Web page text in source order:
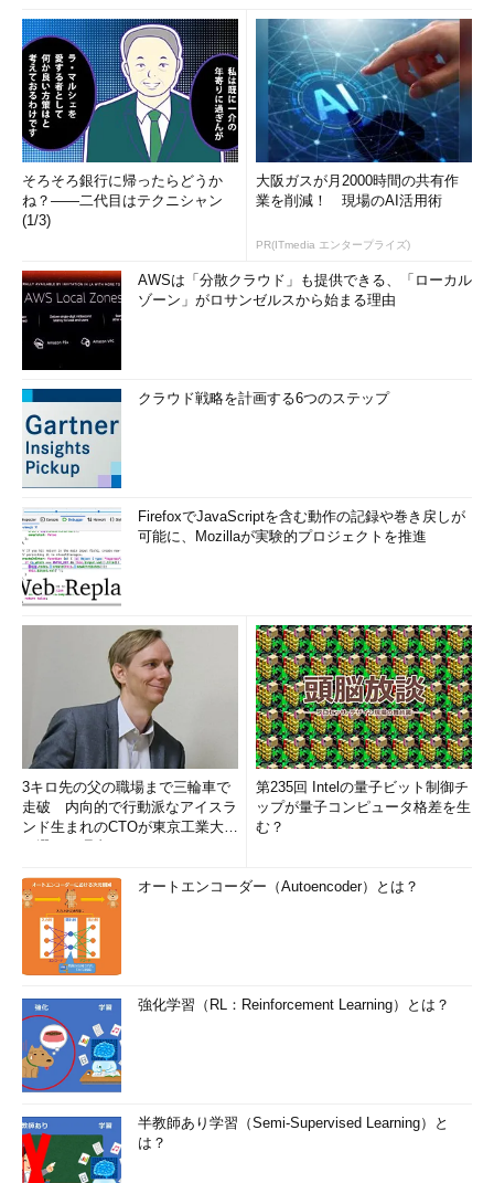
そろそろ銀行に帰ったらどうか
ね？――二代目はテクニシャン
(1/3)
大阪ガスが月2000時間の共有作
業を削減！ 現場のAI活用術
PR(ITmedia エンタープライズ)
AWSは「分散クラウド」も提供できる、「ローカル
ゾーン」がロサンゼルスから始まる理由
クラウド戦略を計画する6つのステップ
FirefoxでJavaScriptを含む動作の記録や巻き戻しが
可能に、Mozillaが実験的プロジェクトを推進
3キロ先の父の職場まで三輪車で
走破 内向的で行動派なアイスラ
ンド生まれのCTOが東京工業大学
第235回 Intelの量子ビット制御チ
ップが量子コンピュータ格差を生
む？
オートエンコーダー（Autoencoder）とは？
強化学習（RL：Reinforcement Learning）とは？
半教師あり学習（Semi-Supervised Learning）と
は？